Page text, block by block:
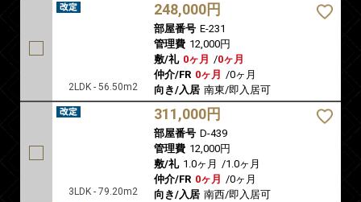
2LDK - 56.50m2
248,000円
部屋番号 E-231
管理費 12,000円
敷/礼 0ヶ月 /0ヶ月
仲介/FR 0ヶ月 /0ヶ月
向き/入居 南東/即入居可
3LDK - 79.20m2
311,000円
部屋番号 D-439
管理費 12,000円
敷/礼 1.0ヶ月 /1.0ヶ月
仲介/FR 0ヶ月 /0ヶ月
向き/入居 南西/即入居可